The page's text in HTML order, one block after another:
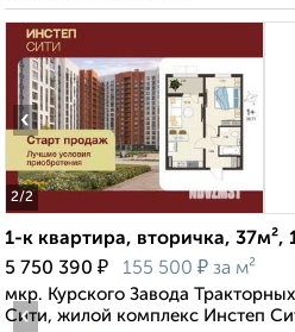
2/2
‹
1-к квартира, вторичка, 37м²,
5 750 390 ₽ 155 500 ₽ за м²
мкр. Курского Завода
Сити, жилой комплекс Инстеп
‹